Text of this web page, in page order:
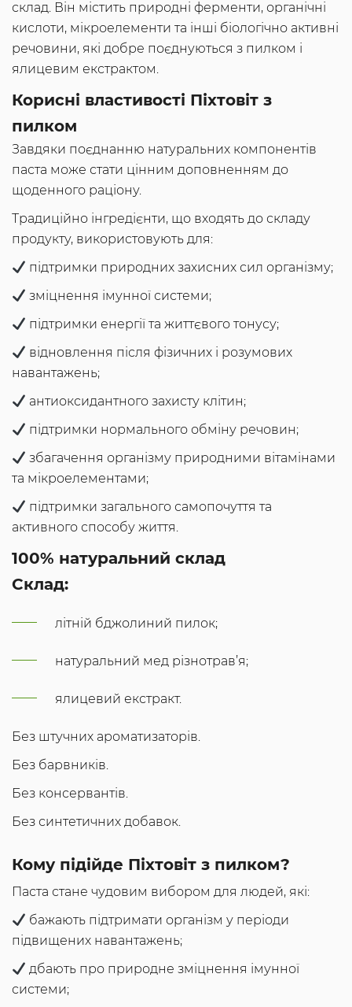
склад. Він містить природні ферменти, органічні
кислоти, мікроелементи та інші біологічно активні
речовини, які добре поєднуються з пилком і
ялицевим екстрактом.
Корисні властивості Піхтовіт з
пилком
Завдяки поєднанню натуральних компонентів
паста може стати цінним доповненням до
щоденного раціону.
Традиційно інгредієнти, що входять до складу
продукту, використовують для:
підтримки природних захисних сил організму;
зміцнення імунної системи;
підтримки енергії та життєвого тонусу;
відновлення після фізичних і розумових
навантажень;
антиоксидантного захисту клітин;
підтримки нормального обміну речовин;
збагачення організму природними вітамінами
та мікроелементами;
підтримки загального самопочуття та
активного способу життя.
100% натуральний склад
Склад:
літній бджолиний пилок;
натуральний мед різнотрав’я;
ялицевий екстракт.
Без штучних ароматизаторів.
Без барвників.
Без консервантів.
Без синтетичних добавок.
Кому підійде Піхтовіт з пилком?
Паста стане чудовим вибором для людей, які:
бажають підтримати організм у періоди
підвищених навантажень;
дбають про природне зміцнення імунної
системи;